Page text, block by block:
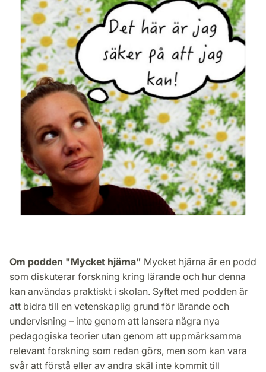
Om podden "Mycket hjärna" Mycket hjärna är en podd
som diskuterar forskning kring lärande och hur denna
kan användas praktiskt i skolan. Syftet med podden är
att bidra till en vetenskaplig grund för lärande och
undervisning – inte genom att lansera några nya
pedagogiska teorier utan genom att uppmärksamma
relevant forskning som redan görs, men som kan vara
svår att förstå eller av andra skäl inte kommit till